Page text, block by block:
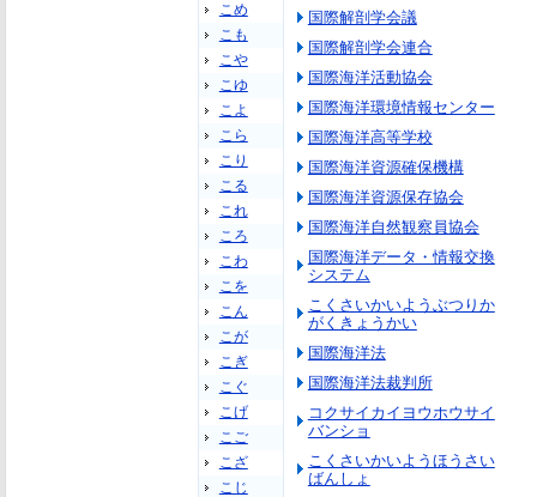
こめ
こも
こや
こゆ
こよ
こら
こり
こる
これ
ころ
こわ
こを
こん
こが
こぎ
こぐ
こげ
こご
こざ
こじ
国際解剖学会議
国際解剖学会連合
国際海洋活動協会
国際海洋環境情報センター
国際海洋高等学校
国際海洋資源確保機構
国際海洋資源保存協会
国際海洋自然観察員協会
国際海洋データ・情報交換
システム
こくさいかいようぶつりか
がくきょうかい
国際海洋法
国際海洋法裁判所
コクサイカイヨウホウサイ
バンショ
こくさいかいようほうさい
ばんしょ